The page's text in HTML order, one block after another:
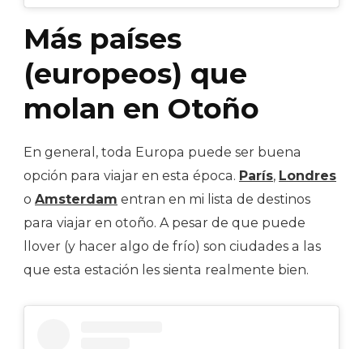
Más países
(europeos) que
molan en Otoño
En general, toda Europa puede ser buena
opción para viajar en esta época. París, Londres
o Amsterdam entran en mi lista de destinos
para viajar en otoño. A pesar de que puede
llover (y hacer algo de frío) son ciudades a las
que esta estación les sienta realmente bien.